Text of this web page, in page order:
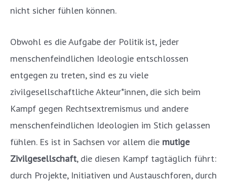
nicht sicher fühlen können.
Obwohl es die Aufgabe der Politik ist, jeder
menschenfeindlichen Ideologie entschlossen
entgegen zu treten, sind es zu viele
zivilgesellschaftliche Akteur*innen, die sich beim
Kampf gegen Rechtsextremismus und andere
menschenfeindlichen Ideologien im Stich gelassen
fühlen. Es ist in Sachsen vor allem die mutige
Zivilgesellschaft, die diesen Kampf tagtäglich führt:
durch Projekte, Initiativen und Austauschforen, durch